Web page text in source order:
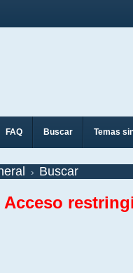
FAQ Buscar Temas
Buscar
Acceso